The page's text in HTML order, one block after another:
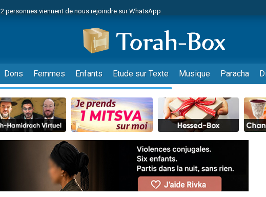
2 personnes viennent de nous rejoindre sur WhatsApp
2 nouvelles musiques dans Torah-Box Music
8 personnes viennent de faire un don pour Tsédaka : pauvres d'Israel
4 personnes viennent de faire un don pour Diane, 80 ans, dans un appartement
Nouvelle émission radio : Visions de grandeur n°104 : Le Chabbath et le Birkat Hamazone
61 personnes viennent de demander une bénédiction
39 personnes viennent de faire un don pour Sauvez la jambe de Yohan
Il reste 49 places pour étudier en groupe sur Zoom
Ariel vient de donner son Maasser
Nathaniel vient de donner son Maasser
6 personnes viennent de faire un don pour 5 enfants déjà orphelins risquent de
2 personnes viennent de faire un don pour Reloger Rivka, 6 enfants, victime de
Dons Femmes Enfants Etude sur Texte Musique Paracha